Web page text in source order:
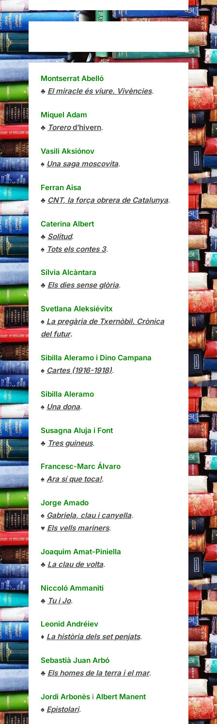
Montserrat Abelló
♣ El miracle és viure. Vivències.
Miquel Adam
♣ Torerod’hivern.
Vasili Aksiónov
♠ Una saga moscovita.
Ferran Aisa
♣ CNT, la força obrera de Catalunya.
Caterina Albert
♣ Solitud.
♠ Tots els contes 3.
Sílvia Alcàntara
♣ Els dies sense glòria.
Svetlana Aleksiévitx
♠ La pregària de Txernòbil. Crònica
del futur.
Sibilla Aleramo i Dino Campana
♠ Cartes (1916-1918).
Sibilla Aleramo
♠ Una dona.
Susagna Aluja i Font
♣ Tres guineus.
Francesc-Marc Álvaro
♠ Ara sí que toca!.
Jorge Amado
♠ Gabriela, clau i canyella.
♥ Els vells mariners.
Joaquim Amat-Piniella
♣ La clau de volta.
Niccoló Ammaniti
♣ Tu i Jo.
Leonid Andréiev
♦ La història dels set penjats.
Sebastià Juan Arbó
♣ Els homes de la terra i el mar.
Jordi Arbonès i Albert Manent
♠ Epistolari.